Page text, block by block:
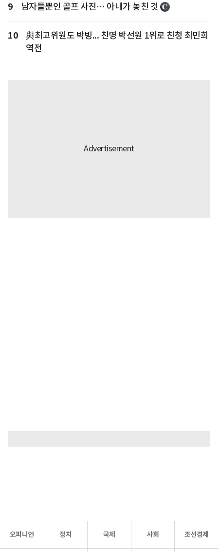
9 남자들뿐인 골프 사진… 아내가 놓친 것
10
與최고위원도 박빙... 친명 박선원 1위로 친청 최민희
역전
오피니언 정치 국제 사회 조선경제